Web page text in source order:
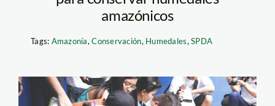
amazónicos
Tags: Amazonía,Conservación, Humedales,SPDA